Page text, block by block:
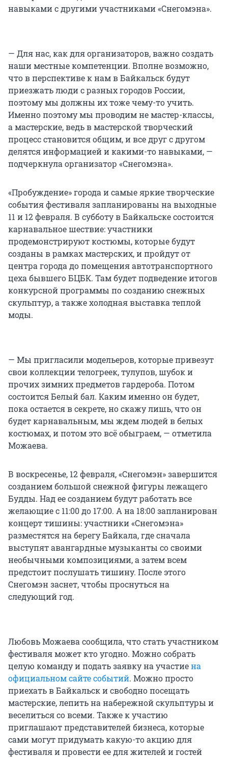
навыками с другими участниками «Снегомэна».
— Для нас, как для организаторов, важно создать
наши местные компетенции. Вполне возможно,
что в перспективе к нам в Байкальск будут
приезжать люди с разных городов России,
поэтому мы должны их тоже чему-то учить.
Именно поэтому мы проводим не мастер-классы,
а мастерские, ведь в мастерской творческий
процесс становится общим, и все друг с другом
делятся информацией и какими-то навыками, —
подчеркнула организатор «Снегомэна».
«Пробуждение» города и самые яркие творческие
события фестиваля запланированы на выходные
11 и 12 февраля. В субботу в Байкальске состоится
карнавальное шествие: участники
продемонстрируют костюмы, которые будут
созданы в рамках мастерских, и пройдут от
центра города до помещения автотранспортного
цеха бывшего БЦБК. Там будет подведение итогов
конкурсной программы по созданию снежных
скульптур, а также холодная выставка теплой
моды.
— Мы пригласили модельеров, которые привезут
свои коллекции телогреек, тулупов, шубок и
прочих зимних предметов гардероба. Потом
состоится Белый бал. Каким именно он будет,
пока остается в секрете, но скажу лишь, что он
будет карнавальным, мы ждем людей в белых
костюмах, и потом это всё обыграем, — отметила
Можаева.
В воскресенье, 12 февраля, «Снегомэн» завершится
созданием большой снежной фигуры лежащего
Будды. Над ее созданием будут работать все
желающие с 11:00 до 17:00. А на 18:00 запланирован
концерт тишины: участники «Снегомэна»
разместятся на берегу Байкала, где сначала
выступят авангардные музыканты со своими
необычными композициями, а затем всем
предстоит послушать тишину. После этого
Снегомэн заснет, чтобы проснуться на
следующий год.
Любовь Можаева сообщила, что стать участником
фестиваля может кто угодно. Можно собрать
целую команду и подать заявку на участиена
официальном сайте событий. Можно просто
приехать в Байкальск и свободно посещать
мастерские, лепить на набережной скульптуры и
веселиться со всеми. Также к участию
приглашают представителей бизнеса, которые
сами могут придумать какую-то акцию для
фестиваля и провести ее для жителей и гостей